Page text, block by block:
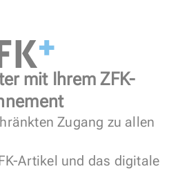
mit Ihrem ZFK-
Zugang zu allen
Artikel und das digitale